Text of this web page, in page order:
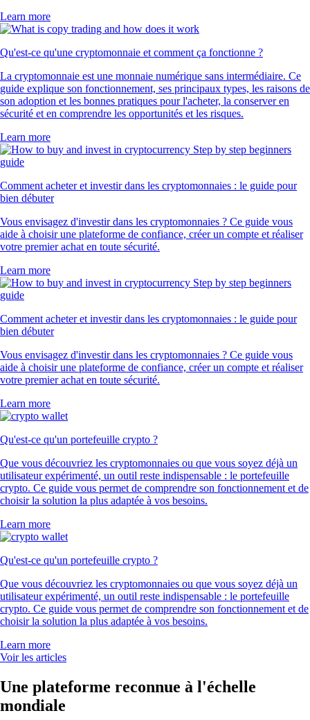
Learn more
Qu'est-ce qu'une cryptomonnaie et comment ça fonctionne ?
La cryptomonnaie est une monnaie numérique sans intermédiaire. Ce
guide explique son fonctionnement, ses principaux types, les raisons de
son adoption et les bonnes pratiques pour l'acheter, la conserver en
sécurité et en comprendre les opportunités et les risques.
Learn more
Comment acheter et investir dans les cryptomonnaies : le guide pour
bien débuter
Vous envisagez d'investir dans les cryptomonnaies ? Ce guide vous
aide à choisir une plateforme de confiance, créer un compte et réaliser
votre premier achat en toute sécurité.
Learn more
Comment acheter et investir dans les cryptomonnaies : le guide pour
bien débuter
Vous envisagez d'investir dans les cryptomonnaies ? Ce guide vous
aide à choisir une plateforme de confiance, créer un compte et réaliser
votre premier achat en toute sécurité.
Learn more
Qu'est-ce qu'un portefeuille crypto ?
Que vous découvriez les cryptomonnaies ou que vous soyez déjà un
utilisateur expérimenté, un outil reste indispensable : le portefeuille
crypto. Ce guide vous permet de comprendre son fonctionnement et de
choisir la solution la plus adaptée à vos besoins.
Learn more
Qu'est-ce qu'un portefeuille crypto ?
Que vous découvriez les cryptomonnaies ou que vous soyez déjà un
utilisateur expérimenté, un outil reste indispensable : le portefeuille
crypto. Ce guide vous permet de comprendre son fonctionnement et de
choisir la solution la plus adaptée à vos besoins.
Learn more
Voir les articles
Une plateforme reconnue à l'échelle
mondiale